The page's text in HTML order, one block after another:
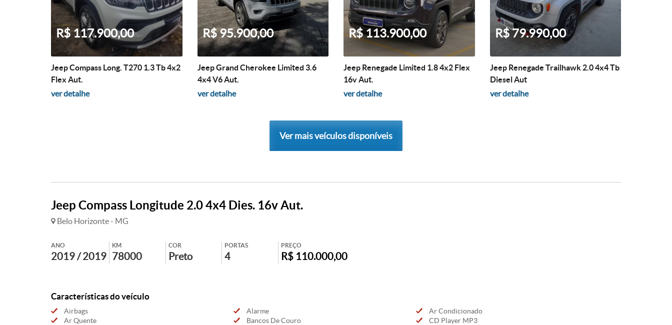
R$ 117.900,00
Jeep Compass Long. T270 1.3 Tb 4x2
Flex Aut.
ver detalhe
R$ 95.900,00
Jeep Grand Cherokee Limited 3.6
4x4 V6 Aut.
ver detalhe
R$ 113.900,00
Jeep Renegade Limited 1.8 4x2 Flex
16v Aut.
ver detalhe
R$ 79.990,00
Jeep Renegade Trailhawk 2.0 4x4 Tb
Diesel Aut
ver detalhe
Ver mais veículos disponíveis
Jeep Compass Longitude 2.0 4x4 Dies. 16v Aut.
Belo Horizonte - MG
ANO
2019 / 2019
KM
78000
COR
Preto
PORTAS
4
PREÇO
R$ 110.000,00
Características do veículo
Airbags Alarme
Ar Condicionado
Ar Quente
Bancos De Couro
CD Player MP3